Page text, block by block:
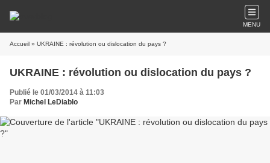
MENU
Accueil » UKRAINE : révolution ou dislocation du pays ?
UKRAINE : révolution ou dislocation du pays ?
Publié le 01/03/2014 à 11:03
Par Michel LeDiablo